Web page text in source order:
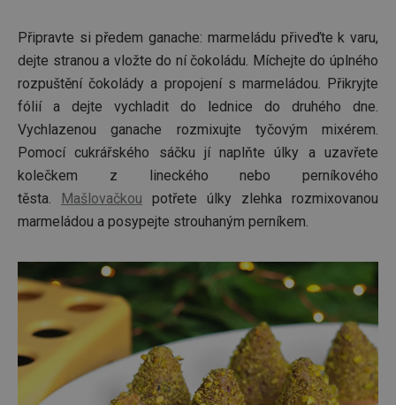
Připravte si předem ganache: marmeládu přiveďte k varu,
dejte stranou a vložte do ní čokoládu. Míchejte do úplného
rozpuštění čokolády a propojení s marmeládou. Přikryjte
fólií a dejte vychladit do lednice do druhého dne.
Vychlazenou ganache rozmixujte tyčovým mixérem.
Pomocí cukrářského sáčku jí naplňte úlky a uzavřete
kolečkem z lineckého nebo perníkového
těsta.
Mašlovačkou potřete úlky zlehka rozmixovanou
marmeládou a posypejte strouhaným perníkem.